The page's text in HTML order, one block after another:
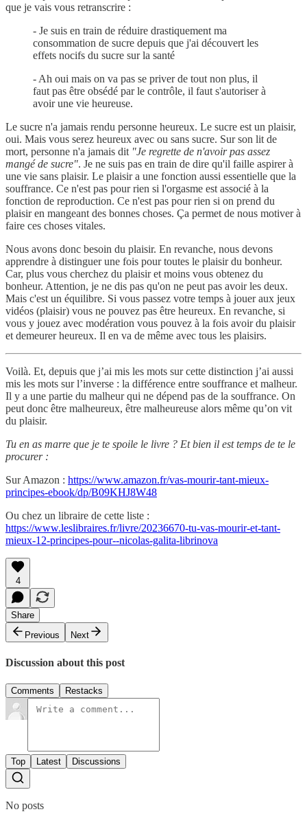
que je vais vous retranscrire :
- Je suis en train de réduire drastiquement ma
consommation de sucre depuis que j'ai découvert les
effets nocifs du sucre sur la santé
- Ah oui mais on va pas se priver de tout non plus, il
faut pas être obsédé par le contrôle, il faut s'autoriser à
avoir une vie heureuse.
Le sucre n'a jamais rendu personne heureux. Le sucre est un plaisir,
oui. Mais vous serez heureux avec ou sans sucre. Sur son lit de
mort, personne n'a jamais dit "Je regrette de n'avoir pas assez
mangé de sucre". Je ne suis pas en train de dire qu'il faille aspirer à
une vie sans plaisir. Le plaisir a une fonction aussi essentielle que la
souffrance. Ce n'est pas pour rien si l'orgasme est associé à la
fonction de reproduction. Ce n'est pas pour rien si on prend du
plaisir en mangeant des bonnes choses. Ça permet de nous motiver à
faire ces choses vitales.
Nous avons donc besoin du plaisir. En revanche, nous devons
apprendre à distinguer une fois pour toutes le plaisir du bonheur.
Car, plus vous cherchez du plaisir et moins vous obtenez du
bonheur. Attention, je ne dis pas qu'on ne peut pas avoir les deux.
Mais c'est un équilibre. Si vous passez votre temps à jouer aux jeux
vidéos (plaisir) vous ne pouvez pas être heureux. En revanche, si
vous y jouez avec modération vous pouvez à la fois avoir du plaisir
et demeurer heureux. Il en va de même avec tous les plaisirs.
Voilà. Et, depuis que j’ai mis les mots sur cette distinction j’ai aussi
mis les mots sur l’inverse : la différence entre souffrance et malheur.
Il y a une partie du malheur qui ne dépend pas de la souffrance. On
peut donc être malheureux, être malheureuse alors même qu’on vit
du plaisir.
Tu en as marre que je te spoile le livre ? Et bien il est temps de te le
procurer :
Sur Amazon : https://www.amazon.fr/vas-mourir-tant-mieux-
principes-ebook/dp/B09KHJ8W48
Ou chez un libraire de cette liste :
https://www.leslibraires.fr/livre/20236670-tu-vas-mourir-et-tant-
mieux-12-principes-pour--nicolas-galita-librinova
4
Share
Previous
Next
Discussion about this post
Comments Restacks
Top Latest Discussions
No posts